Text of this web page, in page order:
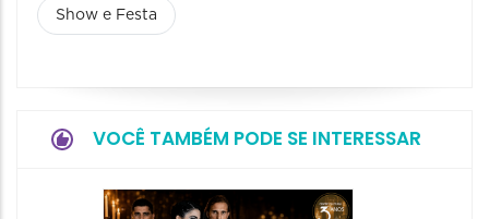
Show e Festa
VOCÊ TAMBÉM PODE SE INTERESSAR